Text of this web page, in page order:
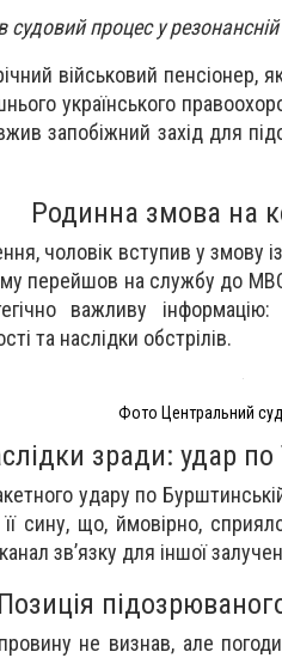
судовий процес у
військовий пенсіонер,
українського
запобіжний захід для
Родинна змова на
чоловік вступив у змову
перейшов на службу до
важливу
та наслідки обстрілів.
Фото Центральний
зради: удар по
удару по
її сину, що, ймовірно,
зв’язку для іншої
Позиція
провину не визнав, але